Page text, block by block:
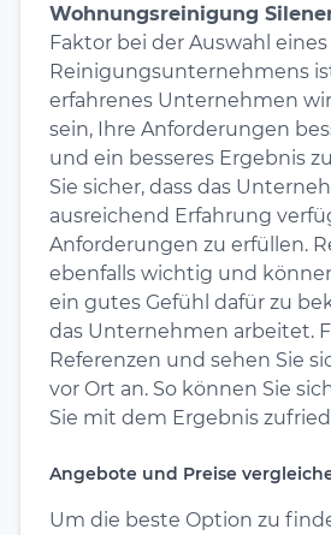
Wohnungsreinigung
Faktor bei der Auswahl eines
Reinigungsunternehmens
erfahrenes Unternehmen
sein, Ihre Anforderungen
und ein besseres Ergebnis
Sie sicher, dass das
ausreichend Erfahrung
Anforderungen zu erfüllen.
ebenfalls wichtig und
ein gutes Gefühl dafür zu
das Unternehmen arbeitet.
Referenzen und sehen Sie
vor Ort an. So können Sie
Sie mit dem Ergebnis
Angebote und Preise
Um die beste Option zu